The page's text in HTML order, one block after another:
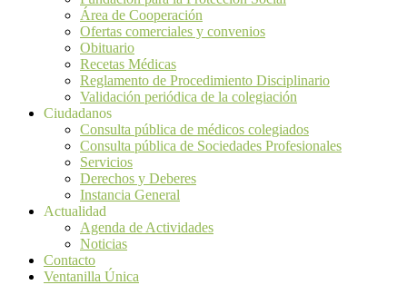
Área de Cooperación
Ofertas comerciales y convenios
Obituario
Recetas Médicas
Reglamento de Procedimiento Disciplinario
Validación periódica de la colegiación
Ciudadanos
Consulta pública de médicos colegiados
Consulta pública de Sociedades Profesionales
Servicios
Derechos y Deberes
Instancia General
Actualidad
Agenda de Actividades
Noticias
Contacto
Ventanilla Única